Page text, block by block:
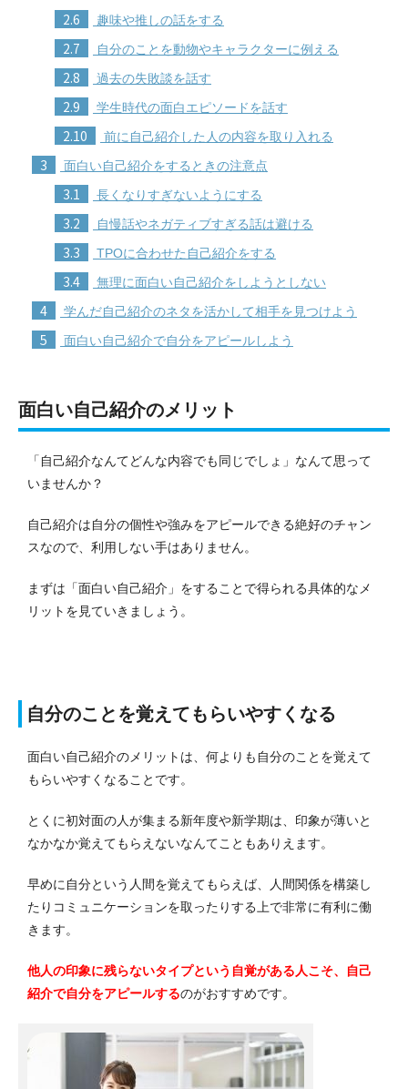
2.6 趣味や推しの話をする
2.7 自分のことを動物やキャラクターに例える
2.8 過去の失敗談を話す
2.9 学生時代の面白エピソードを話す
2.10 前に自己紹介した人の内容を取り入れる
3 面白い自己紹介をするときの注意点
3.1 長くなりすぎないようにする
3.2 自慢話やネガティブすぎる話は避ける
3.3 TPOに合わせた自己紹介をする
3.4 無理に面白い自己紹介をしようとしない
4 学んだ自己紹介のネタを活かして相手を見つけよう
5 面白い自己紹介で自分をアピールしよう
面白い自己紹介のメリット
「自己紹介なんてどんな内容でも同じでしょ」なんて思って
いませんか？
自己紹介は自分の個性や強みをアピールできる絶好のチャン
スなので、利用しない手はありません。
まずは「面白い自己紹介」をすることで得られる具体的なメ
リットを見ていきましょう。
自分のことを覚えてもらいやすくなる
面白い自己紹介のメリットは、何よりも自分のことを覚えて
もらいやすくなることです。
とくに初対面の人が集まる新年度や新学期は、印象が薄いと
なかなか覚えてもらえないなんてこともありえます。
早めに自分という人間を覚えてもらえば、人間関係を構築し
たりコミュニケーションを取ったりする上で非常に有利に働
きます。
他人の印象に残らないタイプという自覚がある人こそ、自己
紹介で自分をアピールするのがおすすめです。